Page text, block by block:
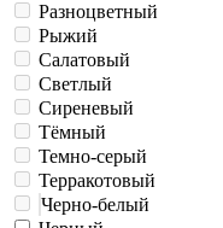
Разноцветный
Рыжий
Салатовый
Светлый
Сиреневый
Тёмный
Темно-серый
Терракотовый
Черно-белый